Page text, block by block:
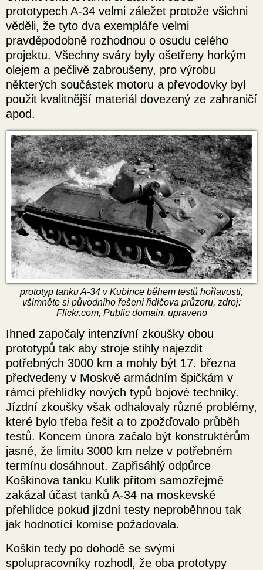
prototypech A-34 velmi záležet protože všichni
věděli, že tyto dva exempláře velmi
pravděpodobně rozhodnou o osudu celého
projektu. Všechny sváry byly ošetřeny horkým
olejem a pečlivě zabroušeny, pro výrobu
některých součástek motoru a převodovky byl
použit kvalitnější materiál dovezený ze zahraničí
apod.
prototyp tanku A-34 v Kubince během testů hořlavosti,
všimněte si původního řešení řidičova průzoru, zdroj:
Flickr.com, Public domain, upraveno
Ihned započaly intenzívní zkoušky obou
prototypů tak aby stroje stihly najezdit
potřebných 3000 km a mohly být 17. března
předvedeny v Moskvě armádním špičkám v
rámci přehlídky nových typů bojové techniky.
Jízdní zkoušky však odhalovaly různé problémy,
které bylo třeba řešit a to zpožďovalo průběh
testů. Koncem února začalo být konstruktérům
jasné, že limitu 3000 km nelze v potřebném
termínu dosáhnout. Zapřisáhlý odpůrce
Koškinova tanku Kulik přitom samozřejmě
zakázal účast tanků A-34 na moskevské
přehlídce pokud jízdní testy neproběhnou tak
jak hodnotící komise požadovala.
Koškin tedy po dohodě se svými
spolupracovníky rozhodl, že oba prototypy